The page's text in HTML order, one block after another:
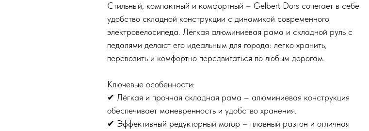
Стильный, компактный и комфортный – Gelbert Dors сочетает в себе
удобство складной конструкции с динамикой современного
электровелосипеда. Лёгкая алюминиевая рама и складной руль с
педалями делают его идеальным для города: легко хранить,
перевозить и комфортно передвигаться по любым дорогам.
Ключевые особенности:
✔ Лёгкая и прочная складная рама – алюминиевая конструкция
обеспечивает маневренность и удобство хранения.
✔ Эффективный редукторный мотор – плавный разгон и отличная